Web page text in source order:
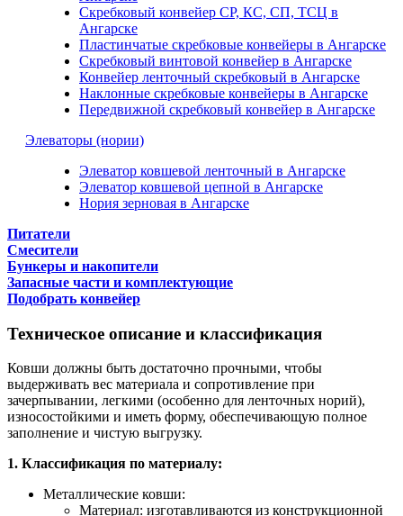
Скребковый конвейер СР, КС, СП, ТСЦ в
Ангарске
Пластинчатые скребковые конвейеры в Ангарске
Скребковый винтовой конвейер в Ангарске
Конвейер ленточный скребковый в Ангарске
Наклонные скребковые конвейеры в Ангарске
Передвижной скребковый конвейер в Ангарске
Элеваторы (нории)
Элеватор ковшевой ленточный в Ангарске
Элеватор ковшевой цепной в Ангарске
Нория зерновая в Ангарске
Питатели
Смесители
Бункеры и накопители
Запасные части и комплектующие
Подобрать конвейер
Техническое описание и классификация
Ковши должны быть достаточно прочными, чтобы
выдерживать вес материала и сопротивление при
зачерпывании, легкими (особенно для ленточных норий),
износостойкими и иметь форму, обеспечивающую полное
заполнение и чистую выгрузку.
1. Классификация по материалу:
Металлические ковши:
Материал: изготавливаются из конструкционной